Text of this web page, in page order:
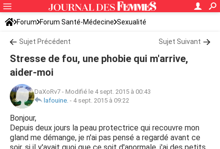
Forum Forum Santé-Médecine Sexualité
Sujet Précédent Sujet Suivant
Stresse de fou, une phobie qui m'arrive,
aider-moi
DaXoRv7 - Modifié le 4 sept. 2015 à 00:43
lafouine. - 4 sept. 2015 à 09:22
Bonjour,
Depuis deux jours la peau protectrice qui recouvre mon
gland me démange, je n'ai pas pensé a regardé avant ce